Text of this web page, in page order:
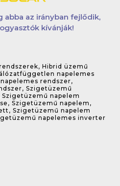
az irányban fejlődik,
kívánják!
,Hibrid üzemű
napelemes
rendszer,
,Szigetüzemű
Szigetüzemű napelem
,Szigetüzemű napelem ,
,Szigetüzemű napelem
napelemes inverter